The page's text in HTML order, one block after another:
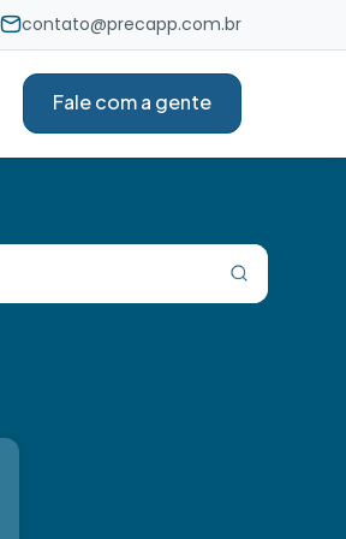
contato@precapp.com.br
Fale com a gente